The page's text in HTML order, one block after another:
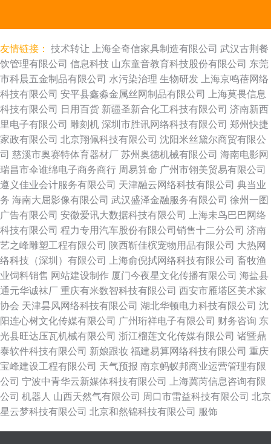
友情链接： 技术转让 上海全奇信家具制造有限公司 武汉古荆餐
饮管理有限公司 信息科技 山东童音教育科技股份有限公司 东莞
市科晨五金制品有限公司 水污染治理 生物研发
上海京鸣蓓网络
科技有限公司 安平县鑫淼金属丝网制品有限公司
上海莫畏信息
科技有限公司
日用百货 新疆圣新合化工科技有限公司 济南新西
里电子有限公司 雕刻机 深圳市胜讯网络科技有限公司 郑州快捷
家政有限公司 北京翔佩科技有限公司 沈阳米丝黛尔商贸有限公
司 慈溪市奥赛特体育器材厂 苏州奥德机械有限公司 海南电影网
瑞昌市伞谁绵电子商务商行 周易算命 广州市翎美贸易有限公司
遵义佳业会计服务有限公司 天津融云网络科技有限公司 典当业
务 海南大屈影像有限公司 武汉盛泽金融服务有限公司 徐州一图
广告有限公司 安徽爱讯大数据科技有限公司
上海未鸟巴巴网络
科技有限公司 程力专用汽车股份有限公司销售十二分公司 济南
艺之峰雕塑工程有限公司 陕西靳佳槟宠物用品有限公司 大热网
络科技（深圳）有限公司
上海俞倪拭网络科技有限公司 畜牧渔
业饲料销售 网站建设制作 厦门今夜星文化传播有限公司 海盐县
通元华诚袜厂 重庆有米数智科技有限公司 西安市雁塔区美术家
协会 天津昙风网络科技有限公司 湖北华顿电力科技有限公司 沈
阳连心树文化传媒有限公司 广州珩祥电子有限公司 财务咨询 东
光县旺达压瓦机械有限公司 浙江榴莲文化传媒有限公司 诸暨鼎
泰软件科技有限公司 新娘跟妆 福建易算网络科技有限公司 重庆
宝峰建设工程有限公司 天气预报 南京蚂蚁邦商业运营管理有限
公司 宁波中青华云新媒体科技有限公司
上海冀芮信息咨询有限
公司 机器人 山西天然气有限公司 周口市雷益科技有限公司 北京
星云梦科技有限公司 北京和然锦科技有限公司 服饰